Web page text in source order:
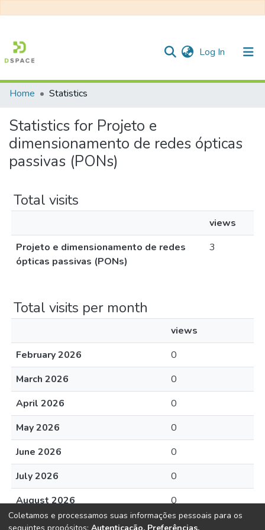
Log In (current)
All of DSpace
Home Statistics
Statistics for Projeto e
dimensionamento de redes ópticas
passivas (PONs)
Total visits
views
Projeto e dimensionamento de redes
ópticas passivas (PONs)
3
Total visits per month
views
February 2026
0
March 2026
0
April 2026
0
May 2026
0
June 2026
0
July 2026
0
August 2026
0
Coletamos e processamos suas informações pessoais para os